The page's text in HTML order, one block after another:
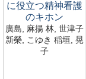
に役立つ精神看護
のキホン
廣島, 麻揚 林, 世津子
新榮, こゆき 稲垣, 晃
子